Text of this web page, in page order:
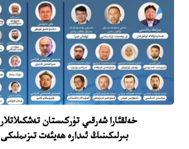
خەلقئارا شەرقىي تۈركىستان تەشكىلاتلار
بىرلىكىنىڭ ئىدارە ھەيئەت تىزىملىكى